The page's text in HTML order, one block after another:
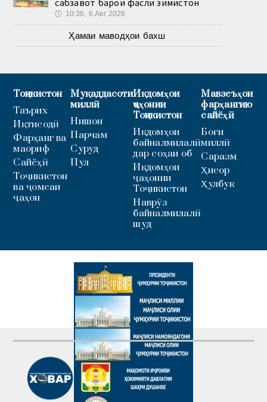
сабзавот барои фасли зимистон
🕔 10:36, 6.Авг 2026
Ҳамаи маводҳои бахш
Тоҷикистон
Таърих
Иқтисодӣ
Фарҳанг ва
маориф
Сайёҳӣ
Тоҷикистон
ва ҷомеаи
ҷаҳон
Муқаддасоти
миллӣ
Нишон
Парчам
Суруд
Пул
Иқдомҳои
ҷаҳонии
Тоҷикистон
Иқдомҳои
байналмилалӣ
дар соҳаи об
Иқдомҳои
ҷаҳонии
Тоҷикистон
Наврӯз
байналмилалӣ
шуд
Мавзеъҳои
фарҳангию
сайёҳӣ
Боғи
миллӣ
Саразм
Ҳисор
Ҳулбук